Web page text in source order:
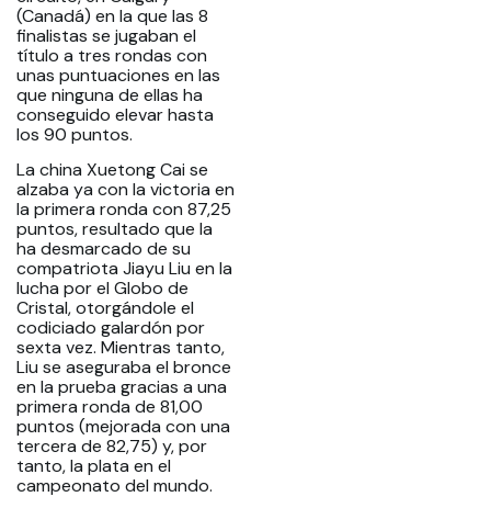
(Canadá) en la que las 8
finalistas se jugaban el
título a tres rondas con
unas puntuaciones en las
que ninguna de ellas ha
conseguido elevar hasta
los 90 puntos.
La china Xuetong Cai se
alzaba ya con la victoria en
la primera ronda con 87,25
puntos, resultado que la
ha desmarcado de su
compatriota Jiayu Liu en la
lucha por el Globo de
Cristal, otorgándole el
codiciado galardón por
sexta vez. Mientras tanto,
Liu se aseguraba el bronce
en la prueba gracias a una
primera ronda de 81,00
puntos (mejorada con una
tercera de 82,75) y, por
tanto, la plata en el
campeonato del mundo.